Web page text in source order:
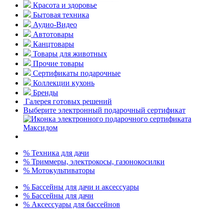
Красота и здоровье
Бытовая техника
Аудио-Видео
Автотовары
Канцтовары
Товары для животных
Прочие товары
Сертификаты подарочные
Коллекции кухонь
Бренды
Галерея готовых решений
Выберите электронный подарочный сертификат
% Техника для дачи
% Триммеры, электрокосы, газонокосилки
% Мотокультиваторы
% Бассейны для дачи и аксессуары
% Бассейны для дачи
% Аксессуары для бассейнов